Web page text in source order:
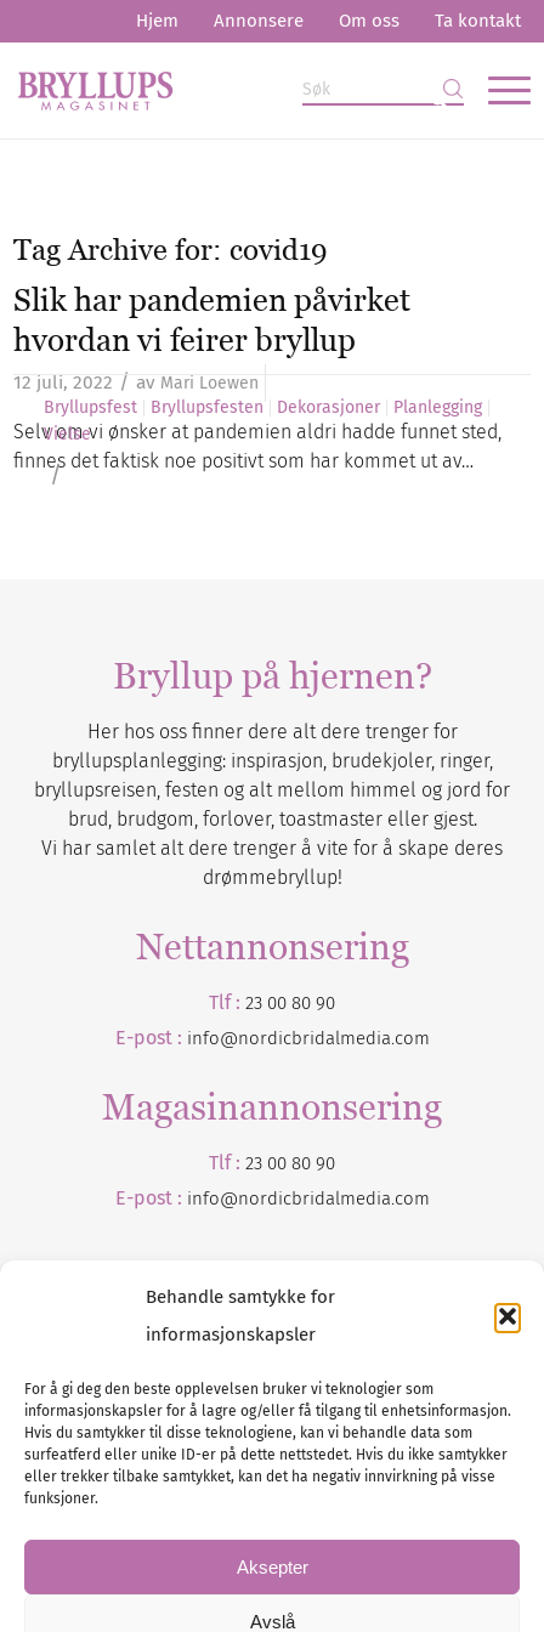
Behandle samtykke for
informasjonskapsler
For å gi deg den beste opplevelsen bruker vi teknologier som
informasjonskapsler for å lagre og/eller få tilgang til enhetsinformasjon.
Hvis du samtykker til disse teknologiene, kan vi behandle data som
surfeatferd eller unike ID-er på dette nettstedet. Hvis du ikke samtykker
eller trekker tilbake samtykket, kan det ha negativ innvirkning på visse
funksjoner.
Aksepter
Avslå
Hjem Annonsere Om oss Ta kontakt
Tag Archive for:covid19
Slik har pandemien påvirket
hvordan vi feirer bryllup
12 juli, 2022 / av Mari Loewen
Selv om vi ønsker at pandemien aldri hadde funnet sted,
finnes det faktisk noe positivt som har kommet ut av…
Bryllupsfest Bryllupsfesten Dekorasjoner
Planlegging
Vielse
/
Bryllup på hjernen?
Her hos oss finner dere alt dere trenger for
bryllupsplanlegging: inspirasjon, brudekjoler, ringer,
bryllupsreisen, festen og alt mellom himmel og jord for
brud, brudgom, forlover, toastmaster eller gjest.
Vi har samlet alt dere trenger å vite for å skape deres
drømmebryllup!
Nettannonsering
Tlf : 23 00 80 90
E-post : info@nordicbridalmedia.com
Magasinannonsering
Tlf : 23 00 80 90
E-post : info@nordicbridalmedia.com
Tlf :23 00 80 90
E-post :info@ nordicbridalmedia.com